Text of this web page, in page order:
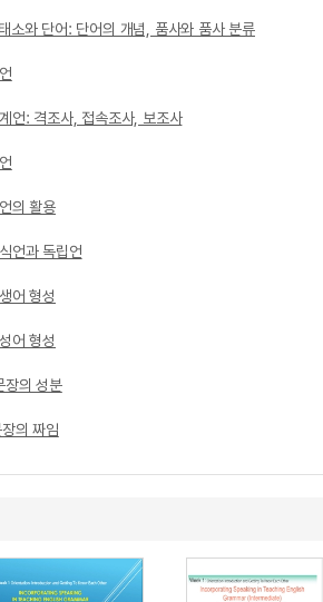
소와 단어: 단어의 개념, 품사와 품사 분류
언: 격조사, 접속조사, 보조사
의 활용
언과 독립언
어 형성
어 형성
장의 성분
의 짜임